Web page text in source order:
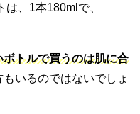
、1本180mlで、
トルで買うのは肌に合
もいるのではないでしょ